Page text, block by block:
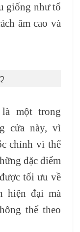
giống như tổ
âm cao và
một trong
cửa này, vì
chính vì thế
đặc điểm
tối ưu về
hiện đại mà
thể theo